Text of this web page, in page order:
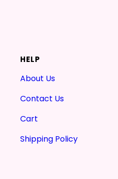
HELP
About Us
Contact Us
Cart
Shipping Policy